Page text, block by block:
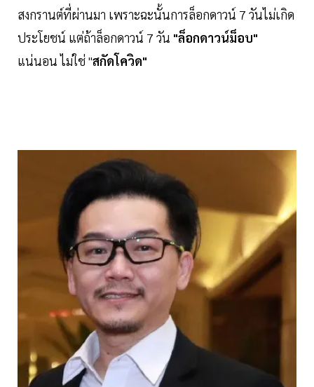
สงกรานต์ที่ผ่านมา เพราะฉะนั้นการล็อกดาวน์ 7 วันไม่เกิด
ประโยชน์ แต่ถ้าล็อกดาวน์ 7 วัน "ล็อกดาวน์ม็อบ"
แน่นอน ไม่ใช่ "สกัดโควิด"